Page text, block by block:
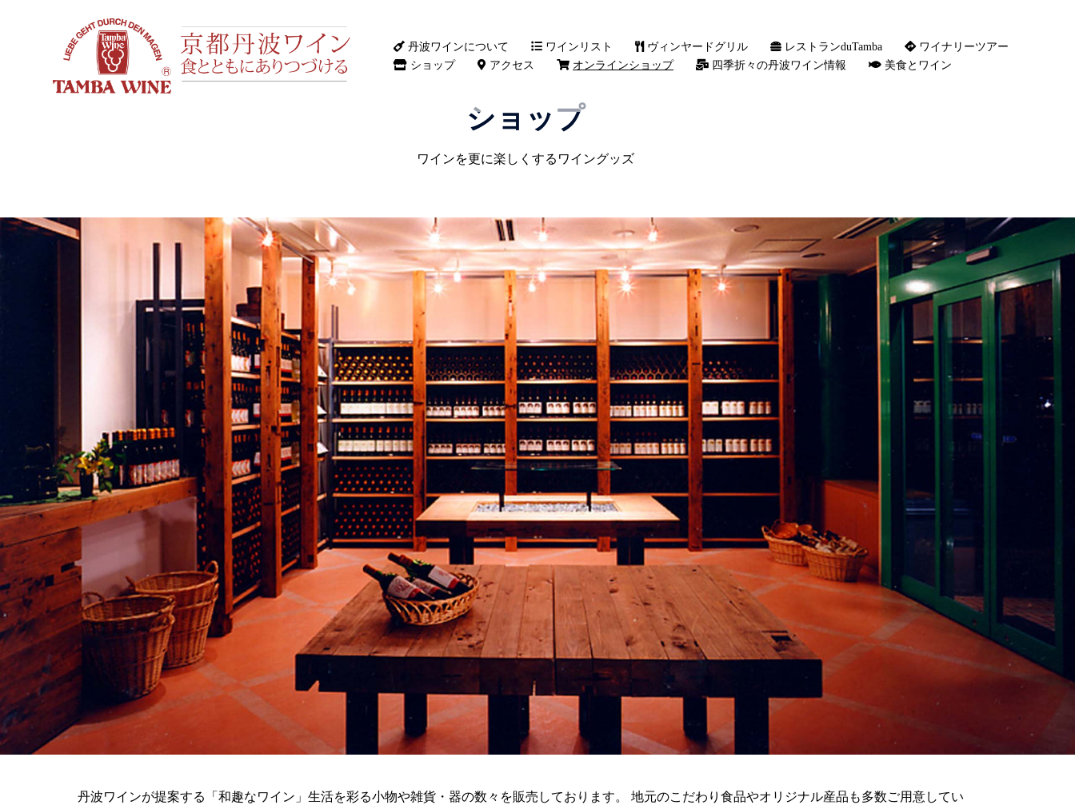
丹波ワインについて ワインリスト ヴィンヤードグリル レストランduTamba
ワイナリーツアー
ショップ
アクセス オンラインショップ 四季折々の丹波ワイン情報 美食とワイン
ショップ
ワインを更に楽しくするワイングッズ
丹波ワインが提案する「和趣なワイン」生活を彩る小物や雑貨・器の数々を販売しております。 地元のこだわり食品やオリジナル産品も多数ご用意してい